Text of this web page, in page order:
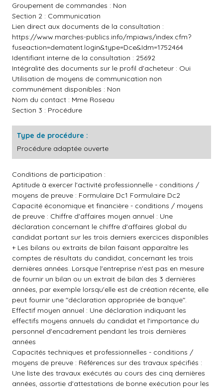
Groupement de commandes : Non
Section 2 : Communication
Lien direct aux documents de la consultation :
https://www.marches-publics.info/mpiaws/index.cfm?
fuseaction=dematent.login&type=Dce&Idm=1752464
Identifiant interne de la consultation : 25692
Intégralité des documents sur le profil d'acheteur : Oui
Utilisation de moyens de communication non
communément disponibles : Non
Nom du contact : Mme Roseau
Section 3 : Procédure
Type de procédure :
Procédure adaptée ouverte
Conditions de participation :
Aptitude à exercer l'activité professionnelle - conditions /
moyens de preuve : Formulaire Dc1 Formulaire Dc2
Capacité économique et financière - conditions / moyens
de preuve : Chiffre d'affaires moyen annuel : Une
déclaration concernant le chiffre d'affaires global du
candidat portant sur les trois derniers exercices disponibles
+ Les bilans ou extraits de bilan faisant apparaître les
comptes de résultats du candidat, concernant les trois
dernières années. Lorsque l'entreprise n'est pas en mesure
de fournir un bilan ou un extrait de bilan des 3 dernières
années, par exemple lorsqu'elle est de création récente, elle
peut fournir une "déclaration appropriée de banque".
Effectif moyen annuel : Une déclaration indiquant les
effectifs moyens annuels du candidat et l'importance du
personnel d'encadrement pendant les trois dernières
années
Capacités techniques et professionnelles - conditions /
moyens de preuve : Références sur des travaux spécifiés :
Une liste des travaux exécutés au cours des cinq dernières
années, assortie d'attestations de bonne exécution pour les